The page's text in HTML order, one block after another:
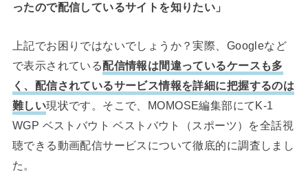
ったので配信しているサイトを知りたい」
上記でお困りではないでしょうか？実際、Googleなど
で表示されている配信情報は間違っているケースも多
く、配信されているサービス情報を詳細に把握するのは
難しい現状です。そこで、MOMOSE編集部にてK-1
WGP ベストバウト ベストバウト（スポーツ）を全話視
聴できる動画配信サービスについて徹底的に調査しまし
た。